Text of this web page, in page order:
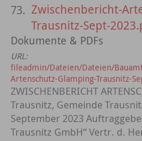
73. Zwischenbericht-
Trausnitz-Sept-
Dokumente & PDFs
URL:
fileadmin/Dateien/Dateien/
Artenschutz-Glamping-Trausnitz-
ZWISCHENBERICHT
Trausnitz, Gemeinde
September 2023
Trausnitz GmbH“ Vertr. d.